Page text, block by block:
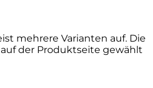
mehrere Varianten auf. Die
der Produktseite gewählt